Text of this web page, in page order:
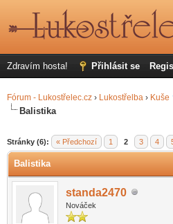
Zdravím hosta! Přihlásit se
Fórum - Lukostřelec.cz › Lukostřelba › Kuše
Balistika
Stránky (6): « Předchozí 1 2 3 4
Balistika
standa2470
Nováček